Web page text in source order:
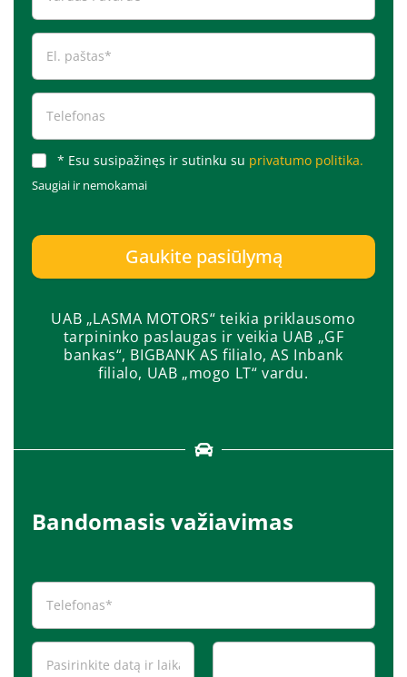
* Esu susipažinęs ir sutinku su privatumo politika.
Saugiai ir nemokamai
Gaukite pasiūlymą
UAB „LASMA MOTORS“ teikia priklausomo
tarpininko paslaugas ir veikia UAB „GF
bankas“, BIGBANK AS filialo, AS Inbank
filialo, UAB „mogo LT“ vardu.
Bandomasis važiavimas